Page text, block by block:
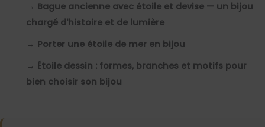
→ Bague ancienne avec étoile et devise — un bijou
chargé d'histoire et de lumière
→ Porter une étoile de mer en bijou
→ Étoile dessin : formes, branches et motifs pour
bien choisir son bijou